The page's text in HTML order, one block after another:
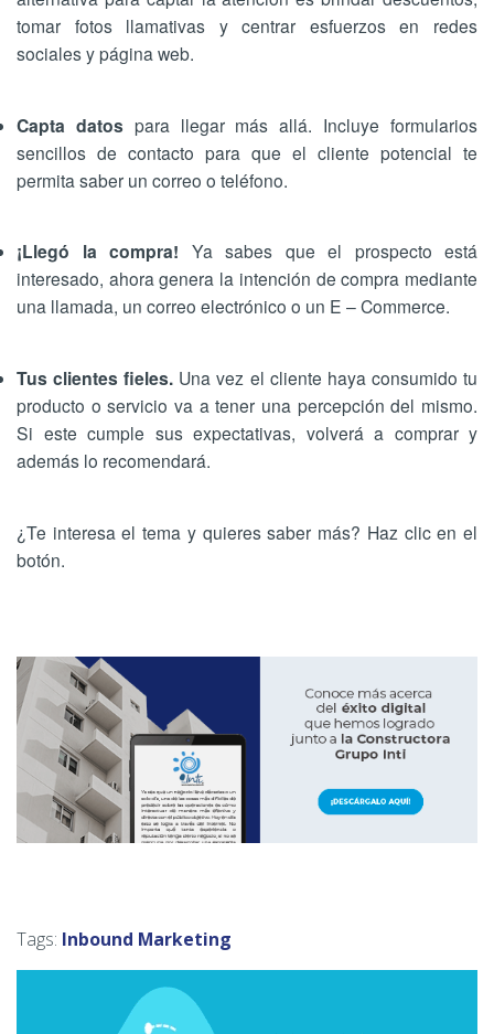
tomar fotos llamativas y centrar esfuerzos en redes
sociales y página web.
Capta datospara llegar más allá. Incluye formularios
sencillos de contacto para que el cliente potencial te
permita saber un correo o teléfono.
¡Llegó la compra! Ya sabes que el prospecto está
interesado, ahora genera la intención de compra mediante
una llamada, un correo electrónico o un E – Commerce.
Tus clientes fieles. Una vez el cliente haya consumido tu
producto o servicio va a tener una percepción del mismo.
Si este cumple sus expectativas, volverá a comprar y
además lo recomendará.
¿Te interesa el tema y quieres saber más? Haz clic en el
botón.
Tags: Inbound Marketing